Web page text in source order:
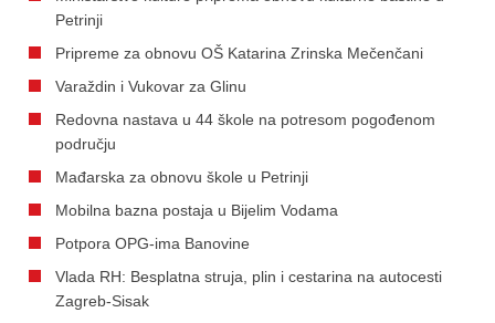
Petrinji
Pripreme za obnovu OŠ Katarina Zrinska Mečenčani
Varaždin i Vukovar za Glinu
Redovna nastava u 44 škole na potresom pogođenom
području
Mađarska za obnovu škole u Petrinji
Mobilna bazna postaja u Bijelim Vodama
Potpora OPG-ima Banovine
Vlada RH: Besplatna struja, plin i cestarina na autocesti
Zagreb-Sisak